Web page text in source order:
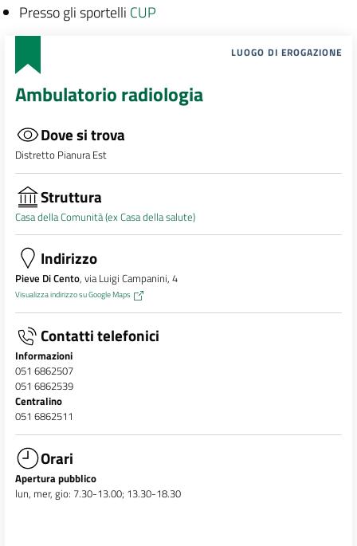
Presso gli sportelli CUP
LUOGO DI EROGAZIONE
Ambulatorio radiologia
Dove si trova
Distretto Pianura Est
Struttura
Casa della Comunità (ex Casa della salute)
Indirizzo
Pieve Di Cento, via Luigi Campanini, 4
Visualizza indirizzo su Google Maps
Contatti telefonici
Informazioni
051 6862507
051 6862539
Centralino
051 6862511
Orari
Apertura pubblico
lun, mer, gio: 7.30-13.00; 13.30-18.30